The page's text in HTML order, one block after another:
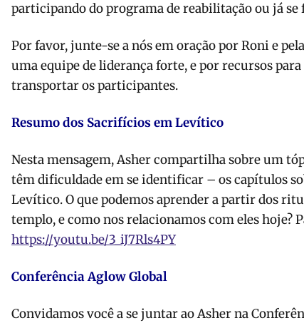
participando do programa de reabilitação ou já se
Por favor, junte-se a nós em oração por Roni e
uma equipe de liderança forte, e por recursos
transportar os participantes.
Resumo dos Sacrifícios em Levítico
Nesta mensagem, Asher compartilha sobre um
têm dificuldade em se identificar – os capítulos
Levítico. O que podemos aprender a partir dos
templo, e como nos relacionamos com eles hoje?
https://youtu.be/3_iJ7Rls4PY
Conferência Aglow Global
Convidamos você a se juntar ao Asher na